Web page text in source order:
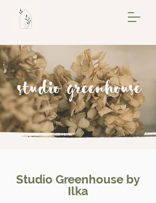
studio greenhouse
Studio Greenhouse by
Ilka